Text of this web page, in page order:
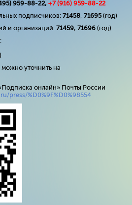
959-88-22, +7 (916) 959-88-22
подписчиков: 71458, 71695(год)
и организаций: 71459, 71696 (год)
уточнить на
онлайн» Почты России
press/%D0%9F%D0%98554